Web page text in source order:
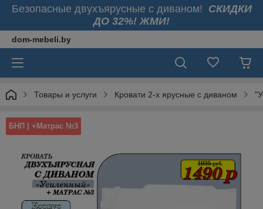
Безопасные двухъярусные с диваном! СКИДКИ
ДО 32%! ЖМИ!
dom-mebeli.by
Товары и услуги Кровати 2-х ярусные с диваном
БНП | +Матрас №3